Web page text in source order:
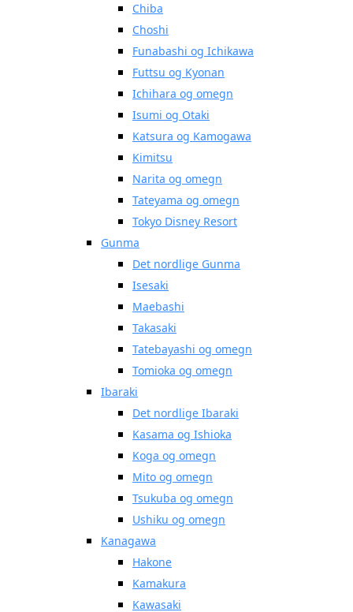
Chiba
Choshi
Funabashi og Ichikawa
Futtsu og Kyonan
Ichihara og omegn
Isumi og Otaki
Katsura og Kamogawa
Kimitsu
Narita og omegn
Tateyama og omegn
Tokyo Disney Resort
Gunma
Det nordlige Gunma
Isesaki
Maebashi
Takasaki
Tatebayashi og omegn
Tomioka og omegn
Ibaraki
Det nordlige Ibaraki
Kasama og Ishioka
Koga og omegn
Mito og omegn
Tsukuba og omegn
Ushiku og omegn
Kanagawa
Hakone
Kamakura
Kawasaki